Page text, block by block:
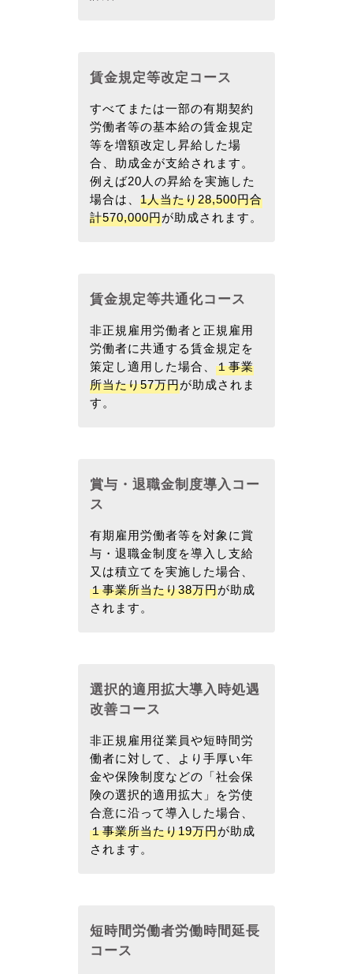
賃金規定等改定コース
すべてまたは一部の有期契約
労働者等の基本給の賃金規定
等を増額改定し昇給した場
合、助成金が支給されます。
例えば20人の昇給を実施した
場合は、 1人当たり28,500円合
計570,000円が助成されます。
賃金規定等共通化コース
非正規雇用労働者と正規雇用
労働者に共通する賃金規定を
策定し適用した場合、 １事業
所当たり57万円が助成されま
す。
賞与・退職金制度導入コー
ス
有期雇用労働者等を対象に賞
与・退職金制度を導入し支給
又は積立てを実施した場合、
１事業所当たり38万円が助成
されます。
選択的適用拡大導入時処遇
改善コース
非正規雇用従業員や短時間労
働者に対して、より手厚い年
金や保険制度などの「社会保
険の選択的適用拡大」を労使
合意に沿って導入した場合、
１事業所当たり19万円が助成
されます。
短時間労働者労働時間延長
コース